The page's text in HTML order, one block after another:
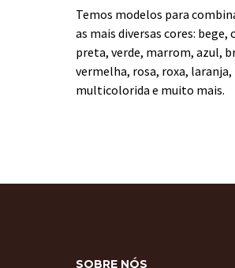
Temos modelos para
as mais diversas cores: bege,
preta, verde, marrom, azul,
vermelha, rosa, roxa, laranja,
multicolorida e muito mais.
SOBRE NÓS